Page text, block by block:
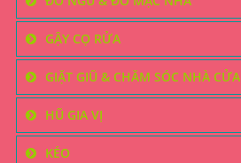
GẬY CỌ RỬA
GIẶT GIŨ & CHĂM SÓC NHÀ CỬA
HŨ GIA VỊ
KÉO